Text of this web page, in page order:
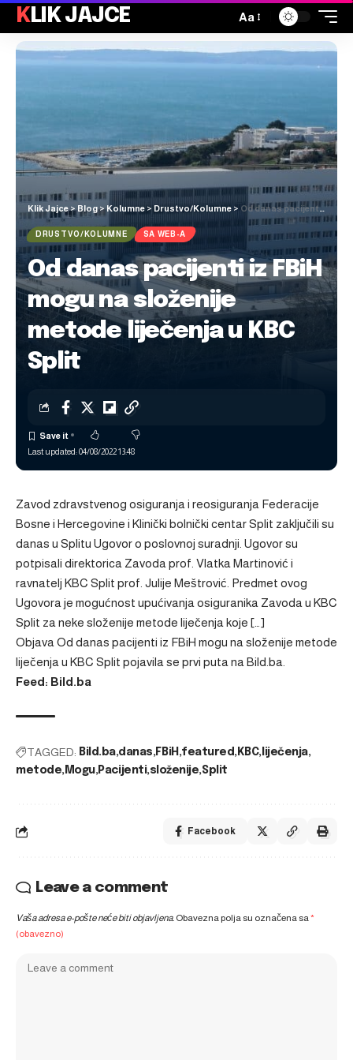
KLIK JAJCE Aa
Klik Jajce>Blog>Kolumne> Drustvo/Kolumne > Od danas pacijenti iz FBiH mogu na složenije metode liječenja u KBC Split
DRUSTVO/KOLUMNE SA WEB-A
Od danas pacijenti iz FBiH
mogu na složenije
metode liječenja u KBC
Split
Last updated: 04/08/2022 13:48
Zavod zdravstvenog osiguranja i reosiguranja Federacije
Bosne i Hercegovine i Klinički bolnički centar Split zaključili su
danas u Splitu Ugovor o poslovnoj suradnji. Ugovor su
potpisali direktorica Zavoda prof. Vlatka Martinović i
ravnatelj KBC Split prof. Julije Meštrović. Predmet ovog
Ugovora je mogućnost upućivanja osiguranika Zavoda u KBC
Split za neke složenije metode liječenja koje […]
Objava Od danas pacijenti iz FBiH mogu na složenije metode
liječenja u KBC Split pojavila se prvi puta na Bild.ba
Feed: Bild.ba
TAGGED: Bild.ba danas FBiH featured KBC
liječenja
metode Mogu Pacijenti složenije Split
Facebook
Leave a comment
Vaša adresa e-pošte neće biti objavljena. Obavezna polja su označena sa*
(obavezno)